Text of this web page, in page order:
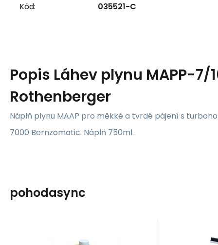
Kód: 035521-C
Popis Láhev plynu MAPP-7/
Rothenberger
Náplň plynu MAAP pro měkké a tvrdé pájení s
7000 Bernzomatic. Náplň 750ml.
pohodasync
Kód:0485019